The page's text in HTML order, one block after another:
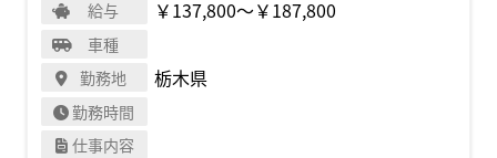
給与 ￥137,800〜￥187,800
車種
勤務地
栃木県
勤務時間
仕事内容